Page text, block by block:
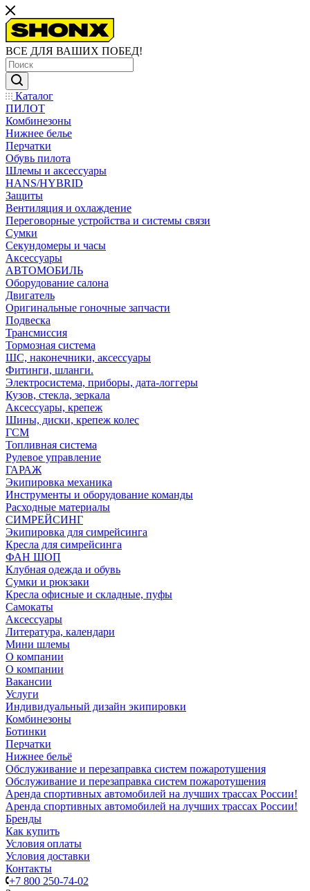
ВСЕ ДЛЯ ВАШИХ ПОБЕД!
Каталог
ПИЛОТ
Комбинезоны
Нижнее белье
Перчатки
Обувь пилота
Шлемы и аксессуары
HANS/HYBRID
Защиты
Вентиляция и охлаждение
Переговорные устройства и системы связи
Сумки
Секундомеры и часы
Аксессуары
АВТОМОБИЛЬ
Оборудование салона
Двигатель
Оригинальные гоночные запчасти
Подвеска
Трансмиссия
Тормозная система
ШС, наконечники, аксессуары
Фитинги, шланги.
Электросистема, приборы, дата-логгеры
Кузов, стекла, зеркала
Аксессуары, крепеж
Шины, диски, крепеж колес
ГСМ
Топливная система
Рулевое управление
ГАРАЖ
Экипировка механика
Инструменты и оборудование команды
Расходные материалы
СИМРЕЙСИНГ
Экипировка для симрейсинга
Кресла для симрейсинга
ФАН ШОП
Клубная одежда и обувь
Сумки и рюкзаки
Кресла офисные и складные, пуфы
Самокаты
Аксессуары
Литература, календари
Мини шлемы
О компании
О компании
Вакансии
Услуги
Индивидуальный дизайн экипировки
Комбинезоны
Ботинки
Перчатки
Нижнее бельё
Обслуживание и перезаправка систем пожаротушения
Обслуживание и перезаправка систем пожаротушения
Аренда спортивных автомобилей на лучших трассах России!
Аренда спортивных автомобилей на лучших трассах России!
Бренды
Как купить
Условия оплаты
Условия доставки
Контакты
+7 800 250-74-02